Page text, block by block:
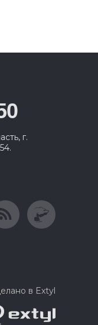
г.
в Extyl